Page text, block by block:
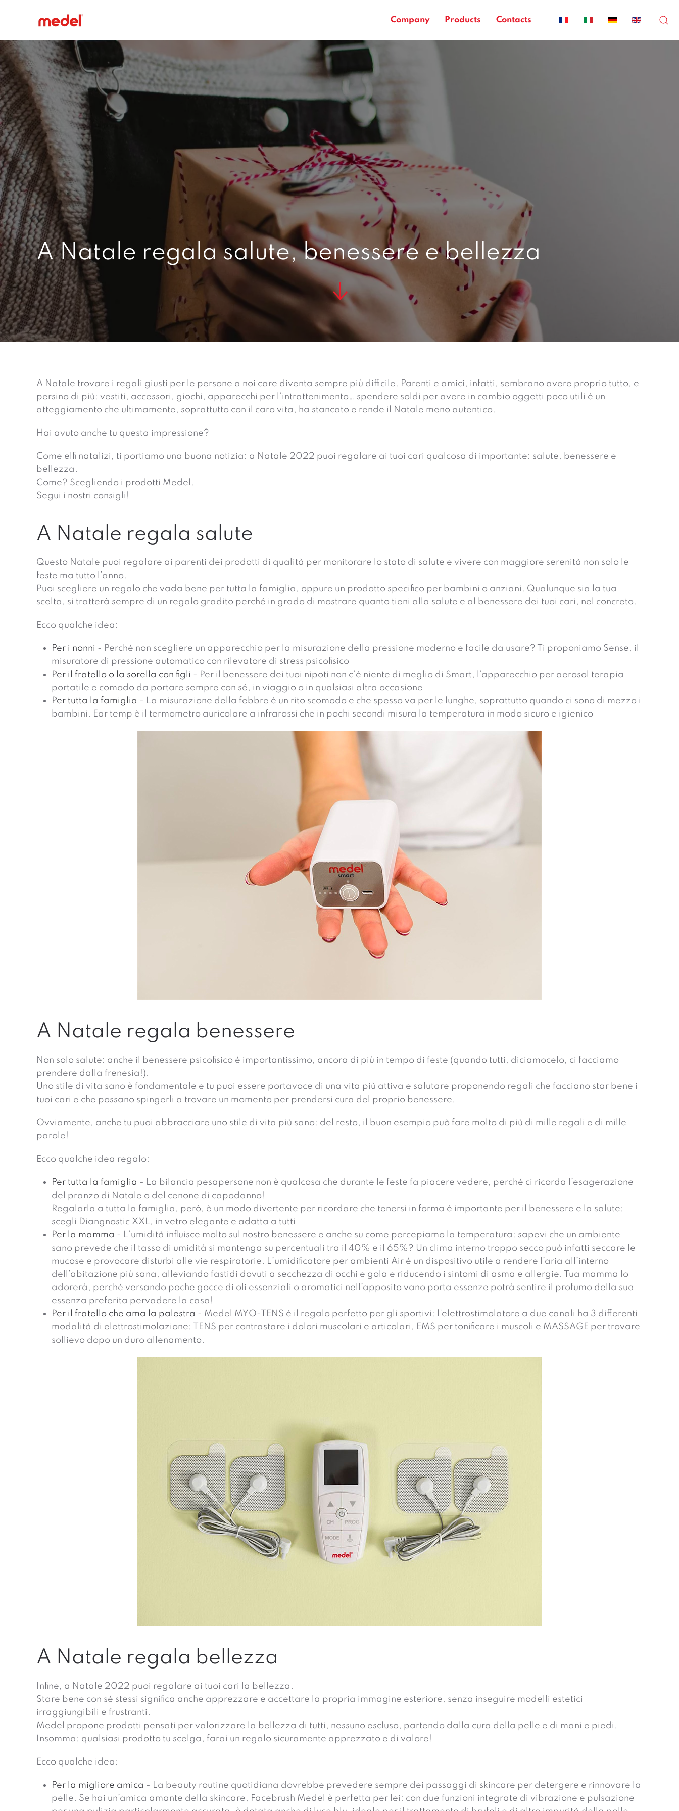
Company Products Contacts
A Natale regala salute, benessere e bellezza
A Natale trovare i regali giusti per le persone a noi care diventa sempre più difficile. Parenti e amici, infatti, sembrano avere proprio tutto, e
persino di più: vestiti, accessori, giochi, apparecchi per l’intrattenimento… spendere soldi per avere in cambio oggetti poco utili è un
atteggiamento che ultimamente, soprattutto con il caro vita, ha stancato e rende il Natale meno autentico.
Hai avuto anche tu questa impressione?
Come elfi natalizi, ti portiamo una buona notizia: a Natale 2022 puoi regalare ai tuoi cari qualcosa di importante: salute, benessere e
bellezza.
Come? Scegliendo i prodotti Medel.
Segui i nostri consigli!
A Natale regala salute
Questo Natale puoi regalare ai parenti dei prodotti di qualità per monitorare lo stato di salute e vivere con maggiore serenità non solo le
feste ma tutto l’anno.
Puoi scegliere un regalo che vada bene per tutta la famiglia, oppure un prodotto specifico per bambini o anziani. Qualunque sia la tua
scelta, si tratterà sempre di un regalo gradito perché in grado di mostrare quanto tieni alla salute e al benessere dei tuoi cari, nel concreto.
Ecco qualche idea:
Per i nonni - Perché non scegliere un apparecchio per la misurazione della pressione moderno e facile da usare? Ti proponiamo Sense, il
misuratore di pressione automatico con rilevatore di stress psicofisico
Per il fratello o la sorella con figli - Per il benessere dei tuoi nipoti non c’è niente di meglio di Smart, l’apparecchio per aerosol terapia
portatile e comodo da portare sempre con sé, in viaggio o in qualsiasi altra occasione
Per tutta la famiglia - La misurazione della febbre è un rito scomodo e che spesso va per le lunghe, soprattutto quando ci sono di mezzo i
bambini. Ear temp è il termometro auricolare a infrarossi che in pochi secondi misura la temperatura in modo sicuro e igienico
A Natale regala benessere
Non solo salute: anche il benessere psicofisico è importantissimo, ancora di più in tempo di feste (quando tutti, diciamocelo, ci facciamo
prendere dalla frenesia!).
Uno stile di vita sano è fondamentale e tu puoi essere portavoce di una vita più attiva e salutare proponendo regali che facciano star bene i
tuoi cari e che possano spingerli a trovare un momento per prendersi cura del proprio benessere.
Ovviamente, anche tu puoi abbracciare uno stile di vita più sano: del resto, il buon esempio può fare molto di più di mille regali e di mille
parole!
Ecco qualche idea regalo:
Per tutta la famiglia - La bilancia pesapersone non è qualcosa che durante le feste fa piacere vedere, perché ci ricorda l’esagerazione
del pranzo di Natale o del cenone di capodanno!
Regalarla a tutta la famiglia, però, è un modo divertente per ricordare che tenersi in forma è importante per il benessere e la salute:
scegli Diangnostic XXL, in vetro elegante e adatta a tutti
Per la mamma - L’umidità influisce molto sul nostro benessere e anche su come percepiamo la temperatura: sapevi che un ambiente
sano prevede che il tasso di umidità si mantenga su percentuali tra il 40% e il 65%? Un clima interno troppo secco può infatti seccare le
mucose e provocare disturbi alle vie respiratorie. L’umidificatore per ambienti Air è un dispositivo utile a rendere l’aria all’interno
dell’abitazione più sana, alleviando fastidi dovuti a secchezza di occhi e gola e riducendo i sintomi di asma e allergie. Tua mamma lo
adorerà, perché versando poche gocce di oli essenziali o aromatici nell’apposito vano porta essenze potrà sentire il profumo della sua
essenza preferita pervadere la casa!
Per il fratello che ama la palestra - Medel MYO-TENS è il regalo perfetto per gli sportivi: l’elettrostimolatore a due canali ha 3 differenti
modalità di elettrostimolazione: TENS per contrastare i dolori muscolari e articolari, EMS per tonificare i muscoli e MASSAGE per trovare
sollievo dopo un duro allenamento.
A Natale regala bellezza
Infine, a Natale 2022 puoi regalare ai tuoi cari la bellezza.
Stare bene con sé stessi significa anche apprezzare e accettare la propria immagine esteriore, senza inseguire modelli estetici
irraggiungibili e frustranti.
Medel propone prodotti pensati per valorizzare la bellezza di tutti, nessuno escluso, partendo dalla cura della pelle e di mani e piedi.
Insomma: qualsiasi prodotto tu scelga, farai un regalo sicuramente apprezzato e di valore!
Ecco qualche idea:
Per la migliore amica - La beauty routine quotidiana dovrebbe prevedere sempre dei passaggi di skincare per detergere e rinnovare la
pelle. Se hai un’amica amante della skincare, Facebrush Medel è perfetta per lei: con due funzioni integrate di vibrazione e pulsazione